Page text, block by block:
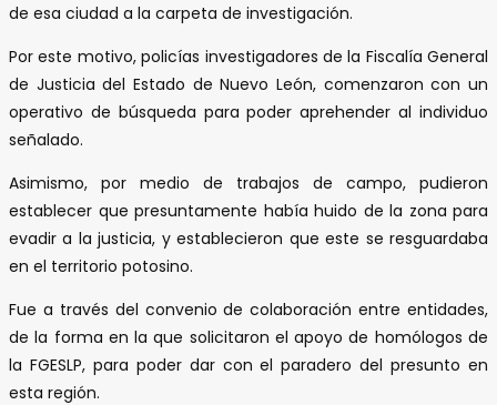
de esa ciudad a la carpeta de investigación.
Por este motivo, policías investigadores de la Fiscalía General
de Justicia del Estado de Nuevo León, comenzaron con un
operativo de búsqueda para poder aprehender al individuo
señalado.
Asimismo, por medio de trabajos de campo, pudieron
establecer que presuntamente había huido de la zona para
evadir a la justicia, y establecieron que este se resguardaba
en el territorio potosino.
Fue a través del convenio de colaboración entre entidades,
de la forma en la que solicitaron el apoyo de homólogos de
la FGESLP, para poder dar con el paradero del presunto en
esta región.